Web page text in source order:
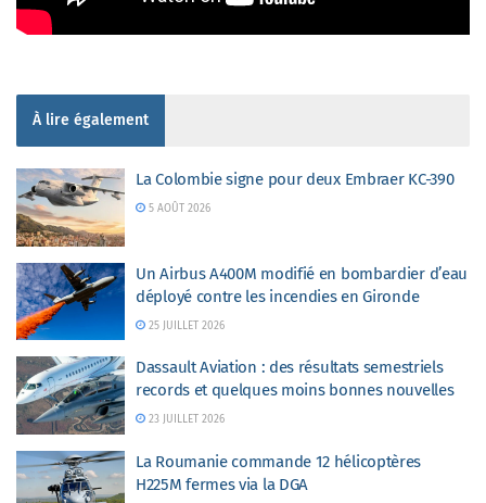
À lire également
La Colombie signe pour deux Embraer KC-390
5 AOÛT 2026
Un Airbus A400M modifié en bombardier d’eau
déployé contre les incendies en Gironde
25 JUILLET 2026
Dassault Aviation : des résultats semestriels
records et quelques moins bonnes nouvelles
23 JUILLET 2026
La Roumanie commande 12 hélicoptères
H225M fermes via la DGA